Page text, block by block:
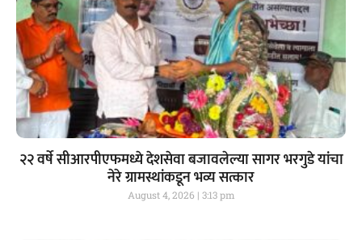
२२ वर्षे सीआरपीएफमध्ये देशसेवा बजावलेल्या सागर भरगुडे यांचा
नेरे ग्रामस्थांकडून भव्य सत्कार
August 4, 2026 3:13 pm